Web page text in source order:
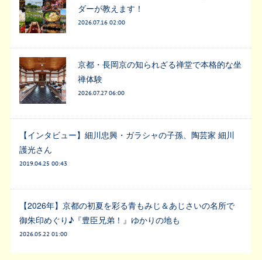
ダーが教えます！
2026.07.16 02:00
京都・長岡京の知られざる禅堂で本格的な坐
禅体験
2026.07.27 06:00
【インタビュー】細川忠興・ガラシャの子孫、陶芸家 細川
護光さん
2019.04.25 00:43
【2026年】京都の初夏を彩る青もみじ＆あじさいの名所で
御朱印めぐり♪『豊臣兄弟！』ゆかりの地も
2026.05.22 01:00